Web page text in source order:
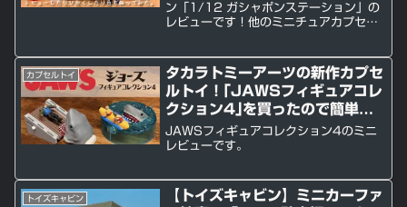
ン「1/12 ガシャポンステーション」の
レビューです！他のミニチュアカプセル
カプセルトイ
タカラトミーアーツの新作カプセ
ルトイ！｢JAWSフィギュアコレ
クション4｣を買ったので簡単に
レビューします。
JAWSフィギュアコレクション4のミニ
レビューです。
トイズキャビン
【トイズキャビン】ミニカーファ